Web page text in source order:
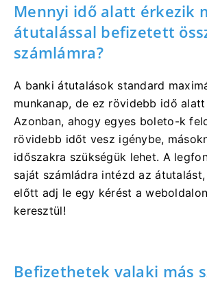
Mennyi idő alatt érkezik
átutalással befizetett
számlámra?
A banki átutalások standard
munkanap, de ez rövidebb idő
Azonban, ahogy egyes boleto-k
rövidebb időt vesz igénybe,
időszakra szükségük lehet. A
saját számládra intézd az
előtt adj le egy kérést a
keresztül!
Befizethetek valaki más